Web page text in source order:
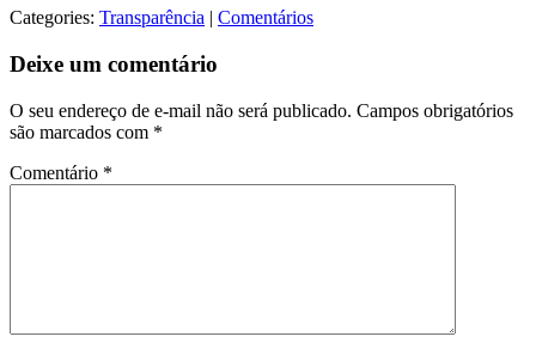
Categories: Transparência | Comentários
Deixe um comentário
O seu endereço de e-mail não será publicado. Campos obrigatórios
são marcados com *
Comentário *